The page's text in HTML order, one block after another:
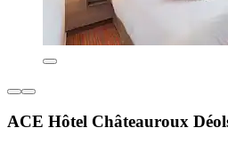
ACE Hôtel Châteauroux